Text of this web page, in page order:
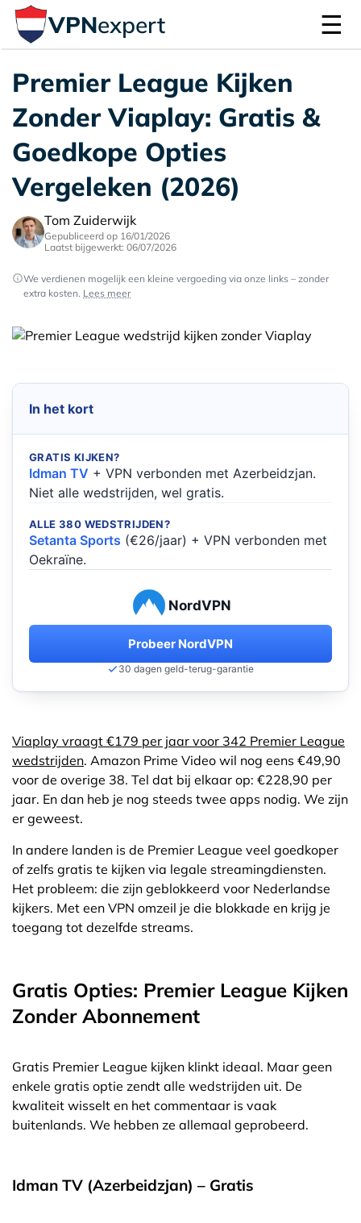
VPNexpert ☰
Premier League Kijken
Zonder Viaplay: Gratis &
Goedkope Opties
Vergeleken (2026)
Tom Zuiderwijk
Gepubliceerd op 16/01/2026
Laatst bijgewerkt: 06/07/2026
We verdienen mogelijk een kleine vergoeding via onze links – zonder
extra kosten. Lees meer
In het kort
GRATIS KIJKEN?
Idman TV + VPN verbonden met Azerbeidzjan.
Niet alle wedstrijden, wel gratis.
ALLE 380 WEDSTRIJDEN?
Setanta Sports (€26/jaar) + VPN verbonden met
Oekraïne.
NordVPN
Probeer NordVPN
30 dagen geld-terug-garantie
Viaplay vraagt €179 per jaar voor 342 Premier League
wedstrijden. Amazon Prime Video wil nog eens €49,90
voor de overige 38. Tel dat bij elkaar op: €228,90 per
jaar. En dan heb je nog steeds twee apps nodig. We zijn
er geweest.
In andere landen is de Premier League veel goedkoper
of zelfs gratis te kijken via legale streamingdiensten.
Het probleem: die zijn geblokkeerd voor Nederlandse
kijkers. Met een VPN omzeil je die blokkade en krijg je
toegang tot dezelfde streams.
Gratis Opties: Premier League Kijken
Zonder Abonnement
Gratis Premier League kijken klinkt ideaal. Maar geen
enkele gratis optie zendt alle wedstrijden uit. De
kwaliteit wisselt en het commentaar is vaak
buitenlands. We hebben ze allemaal geprobeerd.
Idman TV (Azerbeidzjan) – Gratis